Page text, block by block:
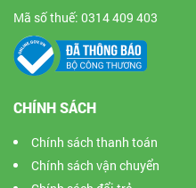
Mã số thuế: 0314 409 403
CHÍNH SÁCH
Chính sách thanh toán
Chính sách vận chuyển